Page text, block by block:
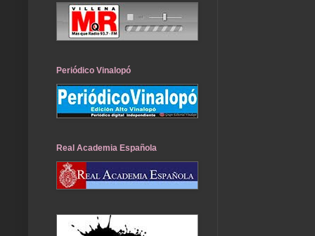
Periódico Vinalopó
Real Academia Española